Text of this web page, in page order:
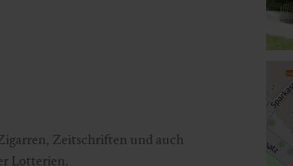
Zeitschriften und auch
Lotterien.